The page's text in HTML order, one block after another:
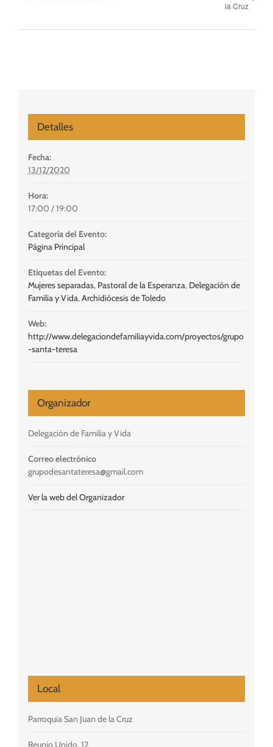
la Cruz
Detalles
Fecha:
13/12/2020
Hora:
17:00 / 19:00
Categoría del Evento:
Página Principal
Etiquetas del Evento:
Mujeres separadas, Pastoral de la Esperanza, Delegación de
Familia y Vida,Archidiócesis de Toledo
Web:
http://www.delegaciondefamiliayvida.com/proyectos/grupo
-santa-teresa
Organizador
Delegación de Familia y Vida
Correo electrónico
grupodesantateresa@gmail.com
Ver la web del Organizador
Local
Parroquia San Juan de la Cruz
Reunio Unido, 12